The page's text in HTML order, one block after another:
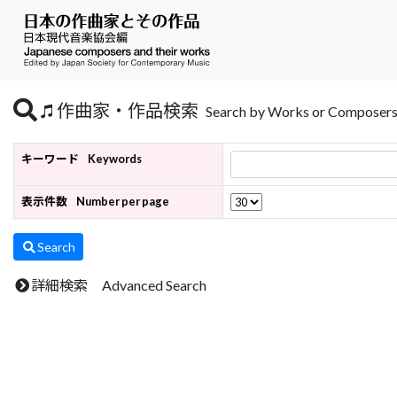
作曲家・作品検索 Search by Works or Composers
キーワード Keywords
表示件数 Number per page
Search
詳細検索 Advanced Search